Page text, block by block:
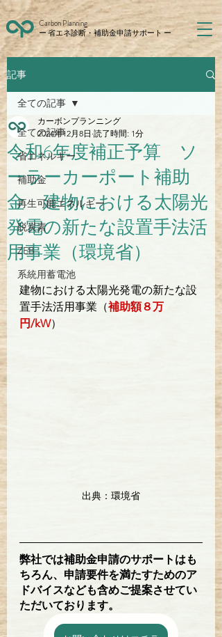
Carbon Planning
ー 省エネ診断・補助金申請サポート ー
記事
全ての記事
省エネルギー
補助金
再生可能エネルギー
脱炭素
ZEB
系統用蓄電池
全ての記事
令和6年度補正予算 ソ
ーラーカーポート補助
金 建物における太陽光
発電の新たな設置⼿法活
用事業（環境省）
カーボンプランニング
2024年12月8日 読了時間: 1分
建物における太陽光発電の新たな設
置⼿法活用事業（補助額８万
円/kW）
出典：環境省
弊社では補助金申請のサポートはも
ちろん、申請要件を満たすためのア
ドバイスなども含めご提案させてい
ただいております。